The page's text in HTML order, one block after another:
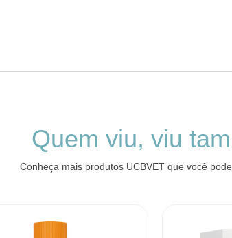
Quem viu, viu
Conheça mais produtos UCBVET que você